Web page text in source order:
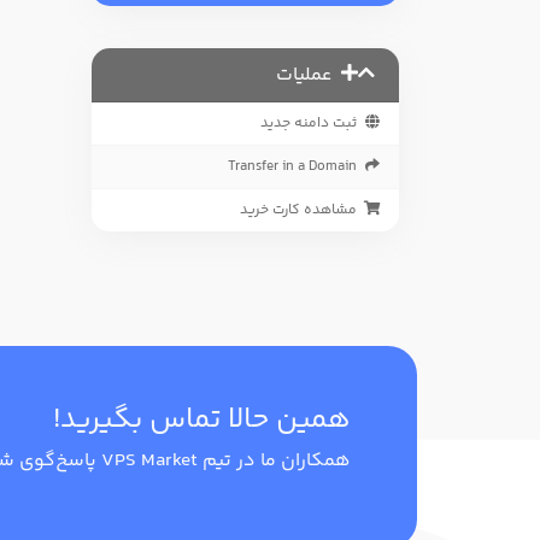
عملیات
ثبت دامنه جدید
مشاهده کارت خرید
همین حالا تماس بگیرید!
همکاران ما در تیم VPS Market پاسخ‌گوی شما هستند.